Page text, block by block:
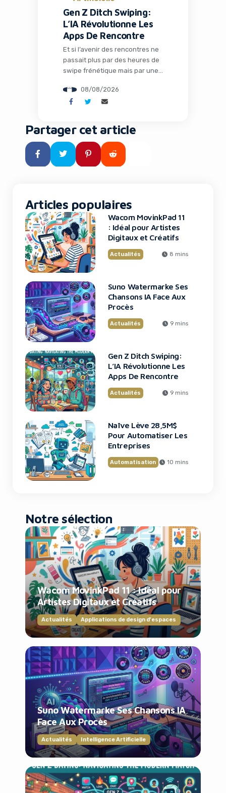
Gen Z Ditch Swiping:
L’IA Révolutionne Les
Apps De Rencontre
Et si l’avenir des rencontres ne
passait plus par des heures de
swipe frénétique mais par une
comprend vraiment qui vous
êtes ? C’est le pari audacieux
remplaçant les interfaces
addictives par un système de
matchmaking intelligent et des
rendez-vous concrets. […]
08/08/2026
Partager cet article
Articles populaires
Wacom MovinkPad 11
: Idéal pour Artistes
Digitaux et Créatifs
Actualités 8 mins
Suno Watermarke Ses
Chansons IA Face Aux
Procès
Actualités 9 mins
Gen Z Ditch Swiping:
L’IA Révolutionne Les
Apps De Rencontre
Actualités 9 mins
Naïve Lève 28,5M$
Pour Automatiser Les
Entreprises
Automatisation 10 mins
Notre sélection
Wacom MovinkPad 11 : Idéal pour
Artistes Digitaux et Créatifs
Actualités Applications de design d'espaces
Suno Watermarke Ses Chansons IA
Face Aux Procès
Actualités Intelligence Artificielle